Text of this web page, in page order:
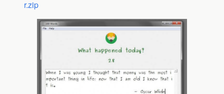
r.zip